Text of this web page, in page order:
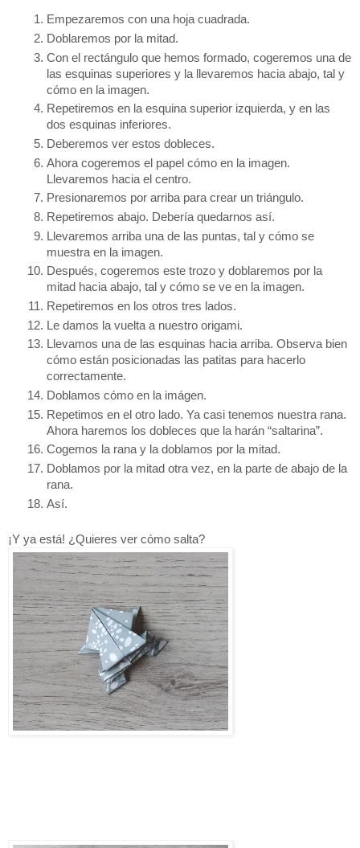
Empezaremos con una hoja cuadrada.
Doblaremos por la mitad.
Con el rectángulo que hemos formado, cogeremos una de
las esquinas superiores y la llevaremos hacia abajo, tal y
cómo en la imagen.
Repetiremos en la esquina superior izquierda, y en las
dos esquinas inferiores.
Deberemos ver estos dobleces.
Ahora cogeremos el papel cómo en la imagen.
Llevaremos hacia el centro.
Presionaremos por arriba para crear un triángulo.
Repetiremos abajo. Debería quedarnos así.
Llevaremos arriba una de las puntas, tal y cómo se
muestra en la imagen.
Después, cogeremos este trozo y doblaremos por la
mitad hacia abajo, tal y cómo se ve en la imagen.
Repetiremos en los otros tres lados.
Le damos la vuelta a nuestro origami.
Llevamos una de las esquinas hacia arriba. Observa bien
cómo están posicionadas las patitas para hacerlo
correctamente.
Doblamos cómo en la imágen.
Repetimos en el otro lado. Ya casi tenemos nuestra rana.
Ahora haremos los dobleces que la harán “saltarina”.
Cogemos la rana y la doblamos por la mitad.
Doblamos por la mitad otra vez, en la parte de abajo de la
rana.
Así.
¡Y ya está! ¿Quieres ver cómo salta?